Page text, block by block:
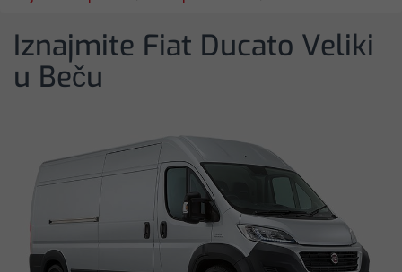
Iznajmite Fiat Ducato Veliki
u Beču